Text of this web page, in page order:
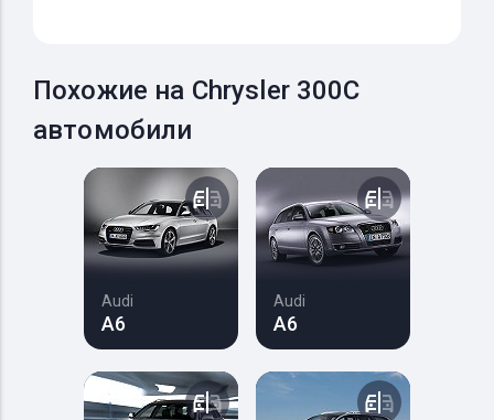
Похожие на Chrysler 300C
автомобили
Audi
A6
Audi
A6